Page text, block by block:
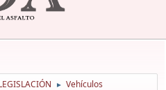
► Vehículos